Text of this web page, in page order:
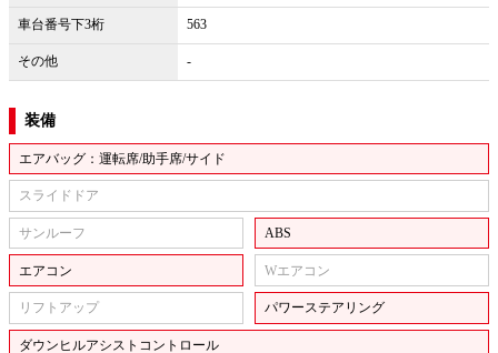
車台番号下3桁 563
その他 -
装備
エアバッグ：運転席/助手席/サイド
スライドドア
サンルーフ ABS
エアコン Wエアコン
リフトアップ パワーステアリング
ダウンヒルアシストコントロール